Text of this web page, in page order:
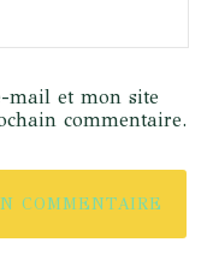
mail et mon site
commentaire.